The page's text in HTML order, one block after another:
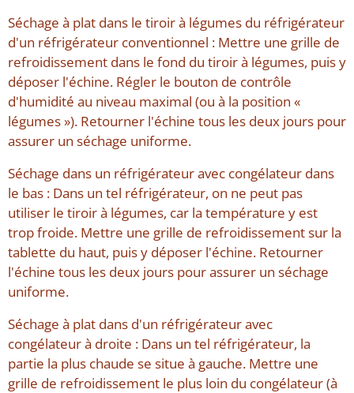
Séchage à plat dans le tiroir à légumes du réfrigérateur
d'un réfrigérateur conventionnel : Mettre une grille de
refroidissement dans le fond du tiroir à légumes, puis y
déposer l'échine. Régler le bouton de contrôle
d'humidité au niveau maximal (ou à la position «
légumes »). Retourner l'échine tous les deux jours pour
assurer un séchage uniforme.
Séchage dans un réfrigérateur avec congélateur dans
le bas : Dans un tel réfrigérateur, on ne peut pas
utiliser le tiroir à légumes, car la température y est
trop froide. Mettre une grille de refroidissement sur la
tablette du haut, puis y déposer l'échine. Retourner
l'échine tous les deux jours pour assurer un séchage
uniforme.
Séchage à plat dans d'un réfrigérateur avec
congélateur à droite : Dans un tel réfrigérateur, la
partie la plus chaude se situe à gauche. Mettre une
grille de refroidissement le plus loin du congélateur (à